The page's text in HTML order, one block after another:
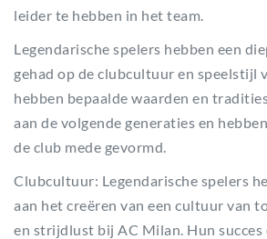
leider te hebben in het team.
Legendarische spelers hebben een
gehad op de clubcultuur en speelstijl
hebben bepaalde waarden en
aan de volgende generaties en
de club mede gevormd.
Clubcultuur: Legendarische spelers
aan het creëren van een cultuur van
en strijdlust bij AC Milan. Hun